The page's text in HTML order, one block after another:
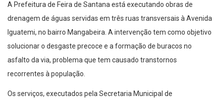
A Prefeitura de Feira de Santana está executando obras de
drenagem de águas servidas em três ruas transversais à Avenida
Iguatemi, no bairro Mangabeira. A intervenção tem como objetivo
solucionar o desgaste precoce e a formação de buracos no
asfalto da via, problema que tem causado transtornos
recorrentes à população.
Os serviços, executados pela Secretaria Municipal de